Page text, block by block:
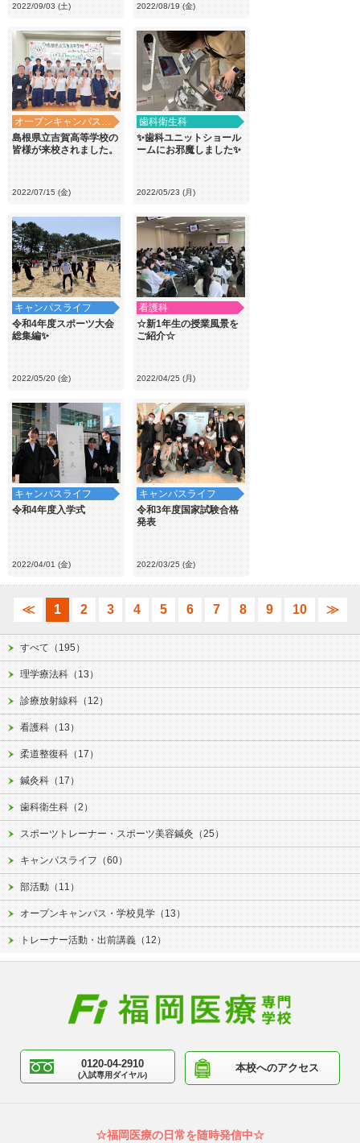
2022/09/03 (土) 2022/08/19 (金)
オープンキャンパス・学校見学
島根県立吉賀高等学校の
皆様が来校されました。
2022/07/15 (金)
歯科衛生科
✨歯科ユニットショール
ームにお邪魔しました✨
2022/05/23 (月)
キャンパスライフ
令和4年度スポーツ大会
総集編✨
2022/05/20 (金)
看護科
☆新1年生の授業風景を
ご紹介☆
2022/04/25 (月)
キャンパスライフ
令和4年度入学式
2022/04/01 (金)
キャンパスライフ
令和3年度国家試験合格
発表
2022/03/25 (金)
≪ 1 2 3 4 5 6 7 8 9 10 ≫
すべて（195）
理学療法科（13）
診療放射線科（12）
看護科（13）
柔道整復科（17）
鍼灸科（17）
歯科衛生科（2）
スポーツトレーナー・スポーツ美容鍼灸（25）
キャンパスライフ（60）
部活動（11）
オープンキャンパス・学校見学（13）
トレーナー活動・出前講義（12）
0120-04-2910
(入試専用ダイヤル)
本校へのアクセス
☆福岡医療の日常を随時発信中☆